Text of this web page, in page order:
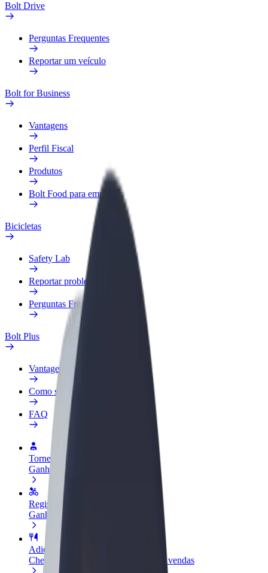
Bolt Drive
Perguntas Frequentes
Reportar um veículo
Bolt for Business
Vantagens
Perfil Fiscal
Produtos
Bolt Food para empresas
Bicicletas
Safety Lab
Reportar problema
Perguntas Frequentes
Bolt Plus
Vantagens
Como subscrever
FAQ
Torne-se motorista
Ganhe dinheiro quando quiser
Registe a sua frota de estafetas
Ganhe dinheiro a entregar refeições
Adicione um restaurante ou loja
Chegue a mais clientes e aumente as vendas